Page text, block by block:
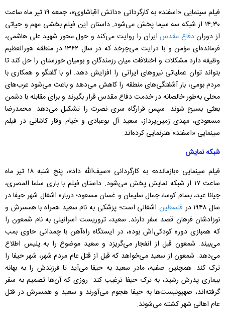
فیلم سینمایی «اسفند» به کارگردانی «دانش اقباشاوی»، جمعه ۱۹ تیر ماه ساعت
۱۴:۳۰ از شبکه سه سیما پخش می‌شود. داستان این فیلم بخشی مهم و حیاتی
از دوراندفاع مقدسایران را روایت می‌کند و حول محور شهید علی هاشمی،
فرمانده‌ای مؤمن و با درایت می‌چرخد که در سال ۱۳۶۲ در منطقه هورالعظیم
وظیفه دارد مشکلات و اختلافات میان رزمندگان و بومیان خوزستان را حل کند تا
بتواند توان عملیاتی نیروهای ایرانی را افزایش دهد. او با گفتگو و همکاری با
مردم بومی، بار آشفتگی‌های منطقه را کاهش می‌دهد و باعث می‌شود عرب‌های
محلی به‌طور خالصانه در خدمت دفاع مقدس قرار بگیرند و برای مقابله با دشمن
بعثی بسیج شوند. سپس قرارگاه سری نصرت را تشکیل می‌دهد. محمدرضا
مسعودی، مهدی زمین‌پرداز، سعید آل بوعبادی و خیام وقار کاشانی در فیلم
سینمایی «اسفند» هنرنمایی کرده‌اند.
شبکه نمایش
فیلم سینمایی «بازمانده» به کارگردانی «سیف‌الله داد»، پنج شنبه ۱۸ تیر ماه
ساعت ۱۷ از شبکه نمایش پخش می‌شود. داستان فیلم با بازی سلما المصری،
جیانا عید، بسام کوسا، جمال سلیمان و غسان مسعود؛ درباره اشغال شهر حیفا در
سال ۱۹۴۸ در
فلسطین اشغالی است؛ پزشکی به نام سعید همراه با همسرش و
نوزادشان فرهان قصد سفر دارند. سعید، تروریست اسرائیلی به نام شمعون را
که همبازی دوره کودکی‌اش بوده، در ایستگاه راه‌آهن با چمدانی حاوی بمب
می‌بیند. شمعون قبل از انفجار می‌گریزد و سعید موضوع را به پلیس اطلاع
می‌دهد. شمعون از سعید می‌خواهد که قبل از قتل عام مردم شهر، شهر حیفا را
ترک کند. همچنین صفیه، مادر سعید به حیفا می‌آید تا فرزندش را به بهانه
بیماری پدرش رشید، به ترک حیفا ترغیب کند. روزی که آن‌ها تصمیم به سفر
گرفته‌اند، صهیونیست‌ها به حیفا هجوم می‌آورند و سعید و همسرش در قتل
عام اهالی شهر کشته می‌شوند.